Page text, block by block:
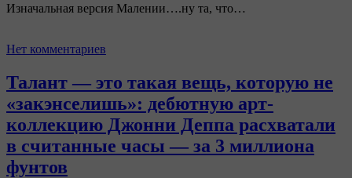
Изначальная версия Малении….ну та, что…
Нет комментариев
Талант — это такая вещь, которую не
«закэнселишь»: дебютную арт-
коллекцию Джонни Деппа расхватали
в считанные часы — за 3 миллиона
фунтов